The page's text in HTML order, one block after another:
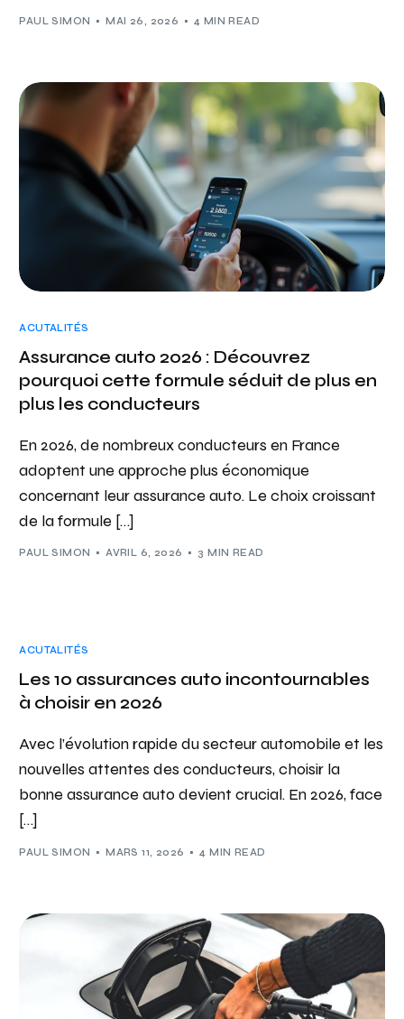
PAUL SIMON MAI 26, 2026 4 MIN READ
ACUTALITÉS
Assurance auto 2026 : Découvrez
pourquoi cette formule séduit de plus en
plus les conducteurs
En 2026, de nombreux conducteurs en France
adoptent une approche plus économique
concernant leur assurance auto. Le choix croissant
de la formule […]
PAUL SIMON AVRIL 6, 2026 3 MIN READ
ACUTALITÉS
Les 10 assurances auto incontournables
à choisir en 2026
Avec l’évolution rapide du secteur automobile et les
nouvelles attentes des conducteurs, choisir la
bonne assurance auto devient crucial. En 2026, face
[…]
PAUL SIMON MARS 11, 2026 4 MIN READ